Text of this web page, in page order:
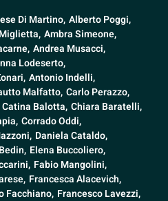
Di Martino, Alberto Poggi,
Ambra Simeone,
Andrea Musacci,
Lodeserto,
Antonio Indelli,
Malfatto, Carlo Perazzo,
Catina Balotta, Chiara Baratelli,
Corrado Oddi,
Daniela Cataldo,
Elena Buccoliero,
Fabio Mangolini,
Francesca Alacevich,
Facchiano, Francesco Lavezzi,